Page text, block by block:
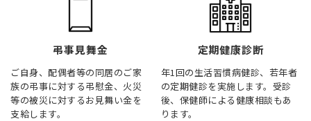
弔事見舞金
ご自身、配偶者等の同居のご家
族の弔事に対する弔慰金、火災
等の被災に対するお見舞い金を
支給します。
定期健康診断
年1回の生活習慣病健診、若年者
の定期健診を実施します。受診
後、保健師による健康相談もあ
ります。